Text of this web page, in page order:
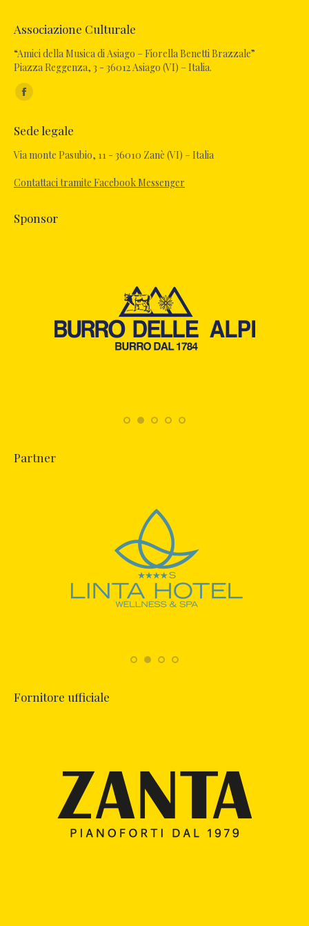
Associazione Culturale
“Amici della Musica di Asiago – Fiorella Benetti Brazzale”
Piazza Reggenza, 3 - 36012 Asiago (VI) – Italia.
Ci puoi trovare su:
Sede legale
Via monte Pasubio, 11 - 36010 Zanè (VI) – Italia
Contattaci tramite Facebook Messenger
Sponsor
Partner
Fornitore ufficiale